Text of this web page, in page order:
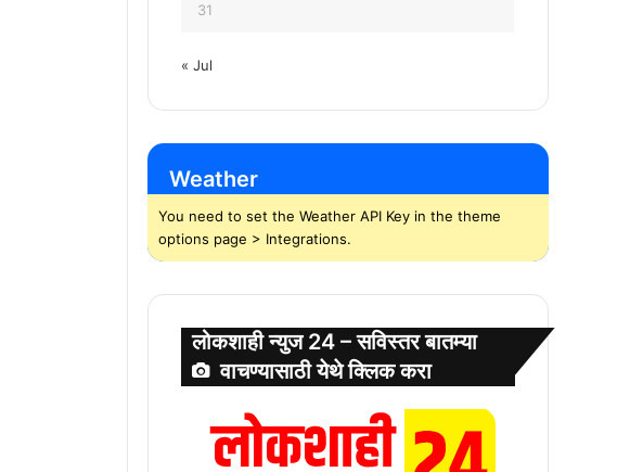
31
« Jul
Weather
You need to set the Weather API Key in the theme
options page > Integrations.
लोकशाही न्युज 24 – सविस्तर बातम्या
वाचण्यासाठी येथे क्लिक करा